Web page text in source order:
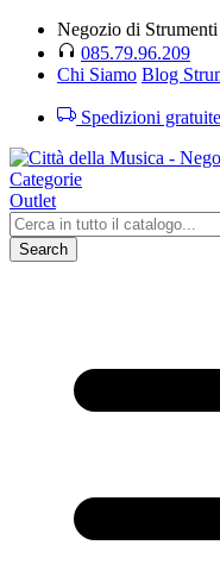
Negozio di
085.79.96.209
Chi Siamo Blog
Spedizioni
Categorie
Outlet
Search